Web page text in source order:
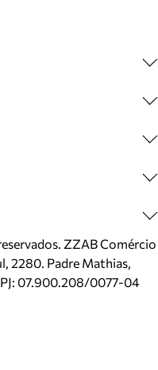
ZZAB Comércio
2280. Padre Mathias,
07.900.208/0077-04